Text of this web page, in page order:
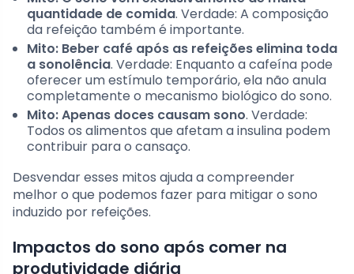
quantidade de comida. Verdade: A composição
da refeição também é importante.
Mito: Beber café após as refeições elimina toda
a sonolência. Verdade: Enquanto a cafeína pode
oferecer um estímulo temporário, ela não anula
completamente o mecanismo biológico do sono.
Mito: Apenas doces causam sono. Verdade:
Todos os alimentos que afetam a insulina podem
contribuir para o cansaço.
Desvendar esses mitos ajuda a compreender
melhor o que podemos fazer para mitigar o sono
induzido por refeições.
Impactos do sono após comer na
produtividade diária